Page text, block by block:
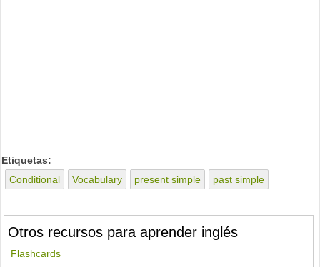
Etiquetas:
Conditional
Vocabulary present simple past simple
Otros recursos para aprender inglés
Flashcards